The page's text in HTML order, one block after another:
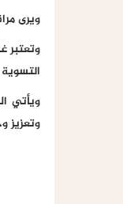
ويرى
وتعتبر
ويأتي
وتعزيز